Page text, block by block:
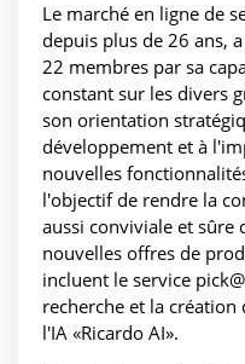
Le marché en ligne de
depuis plus de 26 ans,
22 membres par sa
constant sur les divers
son orientation
développement et à
nouvelles
l'objectif de rendre la
aussi conviviale et sûre
nouvelles offres de
incluent le service
recherche et la
l'IA «Ricardo AI».